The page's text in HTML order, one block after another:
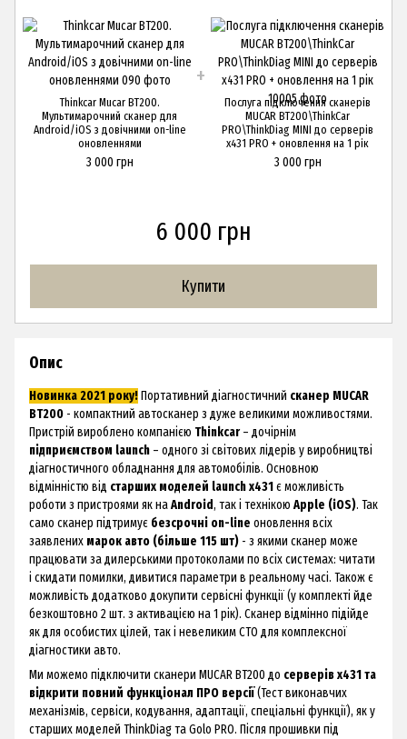
Thinkcar Mucar BT200.
Мультимарочний сканер для
Android/iOS з довічними on-line
оновленнями
3 000 грн
Послуга підключення сканерів
MUCAR BT200\ThinkCar
PRO\ThinkDiag MINI до серверів
x431 PRO + оновлення на 1 рік
3 000 грн
6 000 грн
Купити
Опис
Новинка 2021 року!Портативний діагностичний сканер MUCAR
BT200 - компактний автосканер з дуже великими можливостями.
Пристрій вироблено компанією Thinkcar– дочірнім
підприємством launch – одного зі світових лідерів у виробництві
діагностичного обладнання для автомобілів. Основною
відмінністю від старших моделей launch x431є можливість
роботи з пристроями як наAndroid, так і технікою Apple (iOS). Так
само сканер підтримує безсрочні on-line оновлення всіх
заявлених марок авто (більше 115 шт) - з якими сканер може
працювати за дилерськими протоколами по всіх системах: читати
і скидати помилки, дивитися параметри в реальному часі. Також є
можливість додатково докупити сервісні функції (у комплекті йде
безкоштовно 2 шт. з активацією на 1 рік). Сканер відмінно підійде
як для особистих цілей, так і невеликим СТО для комплексної
діагностики авто.
Ми можемо підключити сканери MUCAR BT200 до серверів x431 та
відкрити повний функціонал ПРО версії(Тест виконавчих
механізмів, сервіси, кодування, адаптації, спеціальні функції), як у
старших моделей ThinkDiag та Golo PRO. Після прошивки під